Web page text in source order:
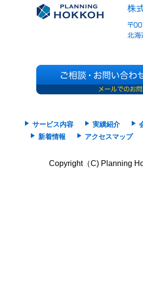
サービス内容 実績紹介
新着情報
アクセスマップ
Copyright（C) Planning